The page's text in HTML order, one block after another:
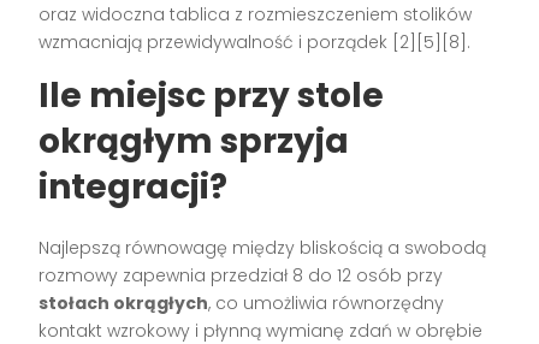
oraz widoczna tablica z rozmieszczeniem stolików
wzmacniają przewidywalność i porządek [2][5][8].
Ile miejsc przy stole
okrągłym sprzyja
integracji?
Najlepszą równowagę między bliskością a swobodą
rozmowy zapewnia przedział 8 do 12 osób przy
stołach okrągłych, co umożliwia równorzędny
kontakt wzrokowy i płynną wymianę zdań w obrębie